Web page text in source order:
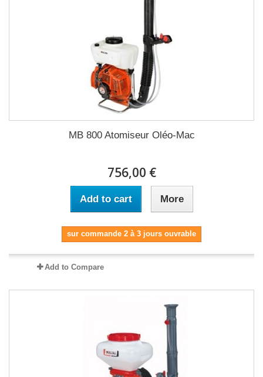
MB 800 Atomiseur Oléo-Mac
756,00 €
Add to cart More
sur commande 2 à 3 jours ouvrable
Add to Compare